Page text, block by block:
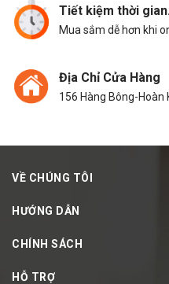
Tiết kiệm thời gian.
Mua sắm dễ hơn khi
Địa Chỉ Cửa Hàng
156 Hàng Bông-Hoàn
VỀ CHÚNG TÔI
HƯỚNG DẪN
CHÍNH SÁCH
HỖ TRỢ